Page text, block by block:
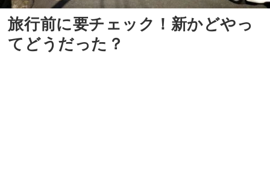
旅行前に要チェック！新かどやっ
てどうだった？